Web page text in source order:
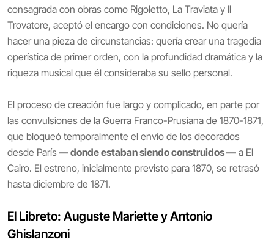
consagrada con obras como Rigoletto, La Traviata y Il
Trovatore, aceptó el encargo con condiciones. No quería
hacer una pieza de circunstancias: quería crear una tragedia
operística de primer orden, con la profundidad dramática y la
riqueza musical que él consideraba su sello personal.
El proceso de creación fue largo y complicado, en parte por
las convulsiones de la Guerra Franco-Prusiana de 1870-1871,
que bloqueó temporalmente el envío de los decorados
desde París — donde estaban siendo construidos — a El
Cairo. El estreno, inicialmente previsto para 1870, se retrasó
hasta diciembre de 1871.
El Libreto: Auguste Mariette y Antonio
Ghislanzoni